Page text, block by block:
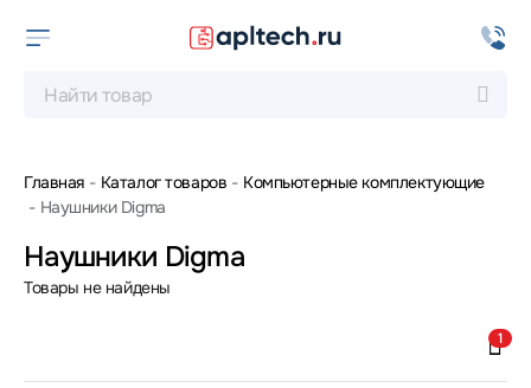
Главная Каталог товаров
Компьютерные комплектующие
Наушники Digma
Наушники Digma
Товары не найдены
1